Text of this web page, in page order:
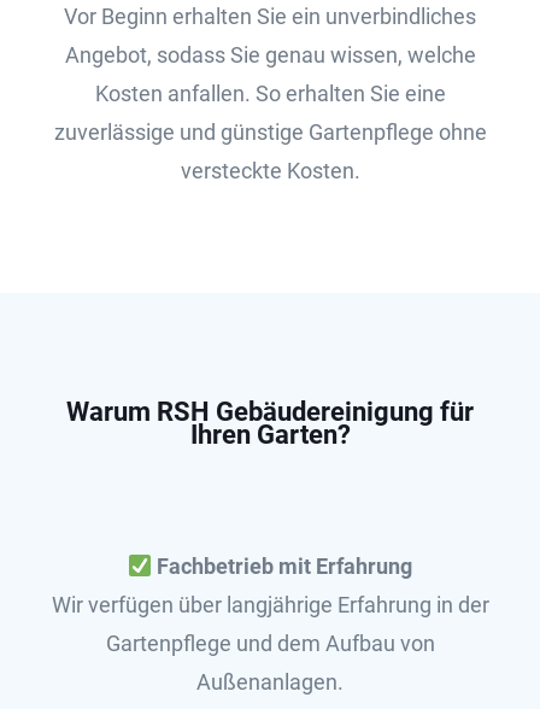
Vor Beginn erhalten Sie ein unverbindliches
Angebot, sodass Sie genau wissen, welche
Kosten anfallen. So erhalten Sie eine
zuverlässige und günstige Gartenpflege ohne
versteckte Kosten.
Warum RSH Gebäudereinigung für
Ihren Garten?
Fachbetrieb mit Erfahrung
Wir verfügen über langjährige Erfahrung in der
Gartenpflege und dem Aufbau von
Außenanlagen.